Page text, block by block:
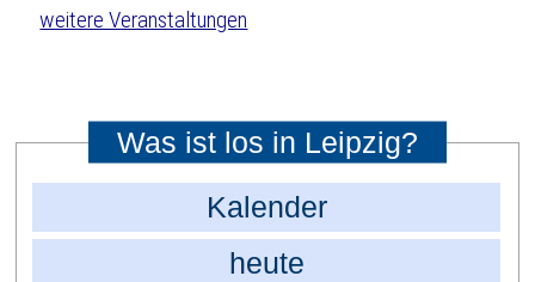
weitere Veranstaltungen
Was ist los in Leipzig?
Kalender
heute